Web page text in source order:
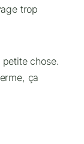
trop
petite chose.
ça